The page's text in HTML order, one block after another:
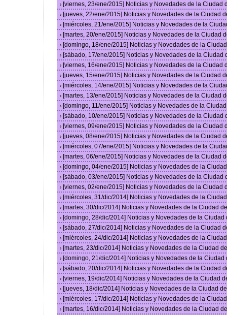
› [viernes, 23/ene/2015] Noticias y Novedades de la Ciudad
› [jueves, 22/ene/2015] Noticias y Novedades de la Ciudad
› [miércoles, 21/ene/2015] Noticias y Novedades de la
› [martes, 20/ene/2015] Noticias y Novedades de la Ciudad
› [domingo, 18/ene/2015] Noticias y Novedades de la
› [sábado, 17/ene/2015] Noticias y Novedades de la Ciudad
› [viernes, 16/ene/2015] Noticias y Novedades de la Ciudad
› [jueves, 15/ene/2015] Noticias y Novedades de la Ciudad
› [miércoles, 14/ene/2015] Noticias y Novedades de la
› [martes, 13/ene/2015] Noticias y Novedades de la Ciudad
› [domingo, 11/ene/2015] Noticias y Novedades de la
› [sábado, 10/ene/2015] Noticias y Novedades de la Ciudad
› [viernes, 09/ene/2015] Noticias y Novedades de la Ciudad
› [jueves, 08/ene/2015] Noticias y Novedades de la Ciudad
› [miércoles, 07/ene/2015] Noticias y Novedades de la
› [martes, 06/ene/2015] Noticias y Novedades de la Ciudad
› [domingo, 04/ene/2015] Noticias y Novedades de la
› [sábado, 03/ene/2015] Noticias y Novedades de la Ciudad
› [viernes, 02/ene/2015] Noticias y Novedades de la Ciudad
› [miércoles, 31/dic/2014] Noticias y Novedades de la
› [martes, 30/dic/2014] Noticias y Novedades de la Ciudad
› [domingo, 28/dic/2014] Noticias y Novedades de la
› [sábado, 27/dic/2014] Noticias y Novedades de la Ciudad
› [miércoles, 24/dic/2014] Noticias y Novedades de la
› [martes, 23/dic/2014] Noticias y Novedades de la Ciudad
› [domingo, 21/dic/2014] Noticias y Novedades de la
› [sábado, 20/dic/2014] Noticias y Novedades de la Ciudad
› [viernes, 19/dic/2014] Noticias y Novedades de la Ciudad
› [jueves, 18/dic/2014] Noticias y Novedades de la Ciudad
› [miércoles, 17/dic/2014] Noticias y Novedades de la
› [martes, 16/dic/2014] Noticias y Novedades de la Ciudad